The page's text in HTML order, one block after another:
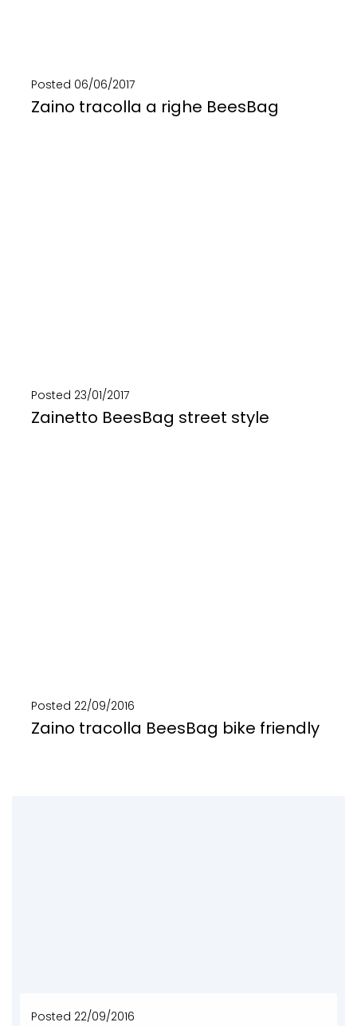
Posted 06/06/2017
Zaino tracolla a righe BeesBag
Posted 23/01/2017
Zainetto BeesBag street style
Posted 22/09/2016
Zaino tracolla BeesBag bike friendly
Posted 22/09/2016